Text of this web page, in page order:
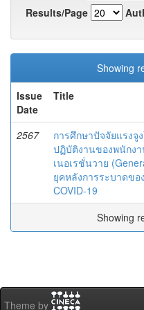
Results/Page
Showing
Issue
Date
Title
2567
การศึกษาปัจจัยแรงจู
ปฏิบัติงานของพนักง
เนอเรชั่นวาย
ยุคหลังการระบาดขอ
COVID-19
Showing
Theme by